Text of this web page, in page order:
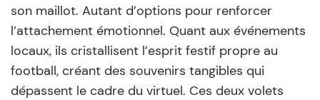
son maillot. Autant d’options pour renforcer
l’attachement émotionnel. Quant aux événements
locaux, ils cristallisent l’esprit festif propre au
football, créant des souvenirs tangibles qui
dépassent le cadre du virtuel. Ces deux volets